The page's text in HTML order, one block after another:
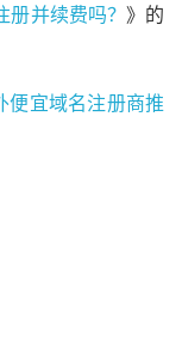
并续费吗？ 》的
宜域名注册商推